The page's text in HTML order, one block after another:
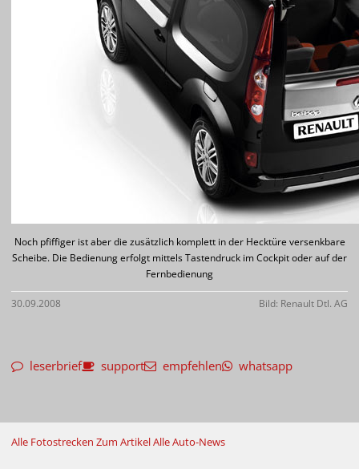
Noch pfiffiger ist aber die zusätzlich komplett in der Hecktüre versenkbare
Scheibe. Die Bedienung erfolgt mittels Tastendruck im Cockpit oder auf der
Fernbedienung
30.09.2008 Bild: Renault Dtl. AG
leserbrief support empfehlen whatsapp
Alle Fotostrecken Zum ArtikelAlle Auto-News